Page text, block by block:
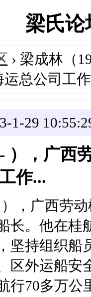
梁氏
› 梁成林（
运总公司工
1-29
），广西
作...
，广西劳
长。他在桂
坚持组织船
区外运船安
行70多万公